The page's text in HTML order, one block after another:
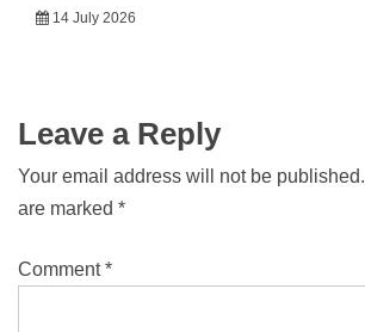
14 July 2026
Leave a Reply
Your email address will not be published.
are marked *
Comment*